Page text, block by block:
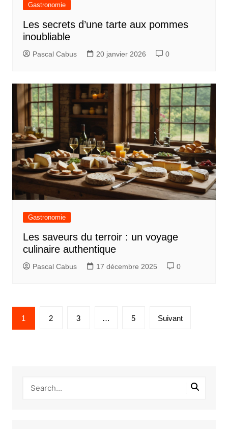
Gastronomie
Les secrets d’une tarte aux pommes
inoubliable
Pascal Cabus 20 janvier 2026 0
Gastronomie
Les saveurs du terroir : un voyage
culinaire authentique
Pascal Cabus 17 décembre 2025 0
Pagination
des
1 2 3 … 5 Suivant